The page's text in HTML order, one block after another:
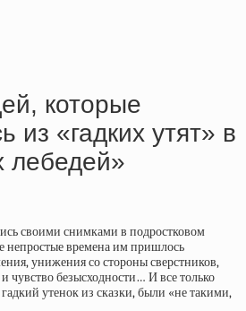
которые
из «гадких утят» в
лебедей»
своими снимками в подростковом
непростые времена им пришлось
унижения со стороны сверстников,
и чувство безысходности… И все только
утенок из сказки, были «не такими,